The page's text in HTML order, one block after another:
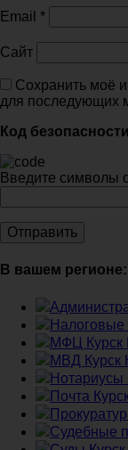
Email *
Сайт
Сохранить моё
для последующих
Код безопасности
Введите символы
В вашем регионе:
Налоговые
МФЦ Курск
МВД Курск
Нотариусы
Почта
Судебные